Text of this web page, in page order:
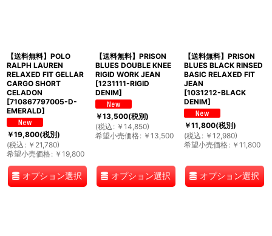
【送料無料】POLO
RALPH LAUREN
RELAXED FIT GELLAR
CARGO SHORT
CELADON
[710867797005-D-
EMERALD]
￥19,800(税別)
(税込 : ￥ 21,780)
希望小売価格: ￥ 19,800
オプション選択
【送料無料】PRISON
BLUES DOUBLE KNEE
RIGID WORK JEAN
[1231111-RIGID
DENIM]
￥13,500(税別)
(税込 : ￥ 14,850)
希望小売価格: ￥ 13,500
オプション選択
【送料無料】PRISON
BLUES BLACK RINSED
BASIC RELAXED FIT
JEAN
[1031212-BLACK
DENIM]
￥11,800(税別)
(税込 : ￥ 12,980)
希望小売価格: ￥ 11,800
オプション選択